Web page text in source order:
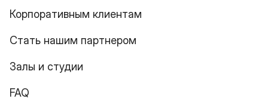
Корпоративным клиентам
Стать нашим партнером
Залы и студии
FAQ